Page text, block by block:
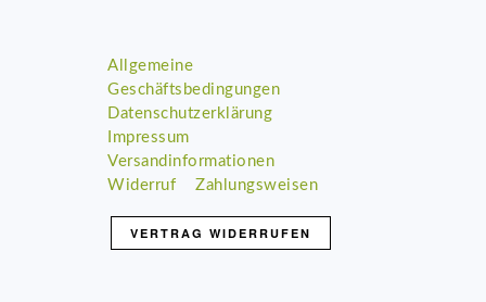
Allgemeine
Geschäftsbedingungen
Datenschutzerklärung
Impressum
Versandinformationen
Widerruf
Zahlungsweisen
VERTRAG WIDERRUFEN